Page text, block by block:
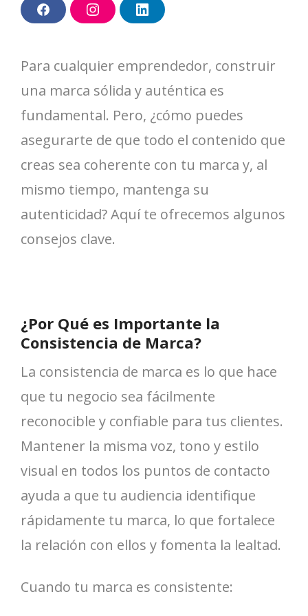
F
a
o
k
I
n
g
a
m
L
i
d
n
Para cualquier emprendedor, construir
una marca sólida y auténtica es
fundamental. Pero, ¿cómo puedes
asegurarte de que todo el contenido que
creas sea coherente con tu marca y, al
mismo tiempo, mantenga su
autenticidad? Aquí te ofrecemos algunos
consejos clave.
¿Por Qué es Importante la
Consistencia de Marca?
La consistencia de marca es lo que hace
que tu negocio sea fácilmente
reconocible y confiable para tus clientes.
Mantener la misma voz, tono y estilo
visual en todos los puntos de contacto
ayuda a que tu audiencia identifique
rápidamente tu marca, lo que fortalece
la relación con ellos y fomenta la lealtad.
Cuando tu marca es consistente: